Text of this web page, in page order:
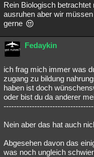
Rein Biologisch
ausruhen aber wir
gerne
Fedaykin
ich frag mich immer was
zugang zu bildung
haben ist doch
oder bist du da anderer
Nein aber das hat auch
Abgesehen davon das
was noch ungleich